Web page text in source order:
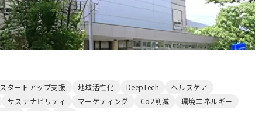
スタートアップ支援 地域活性化 DeepTech
ヘルスケア
サステナビリティ マーケティング Co2削減
環境エネルギー